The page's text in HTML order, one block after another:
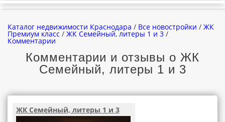
ВСЕ НОВОСТРОЙКИ
ЗАСТРОЙЩИКИ
Каталог недвижимости Краснодара / Все новостройки / ЖК
Премиум класс / ЖК Семейный, литеры 1 и 3 /
Комментарии
Комментарии и отзывы о ЖК
Семейный, литеры 1 и 3
ЖК Семейный, литеры 1 и 3